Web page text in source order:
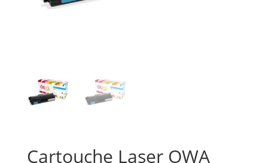
Cartouche Laser OWA